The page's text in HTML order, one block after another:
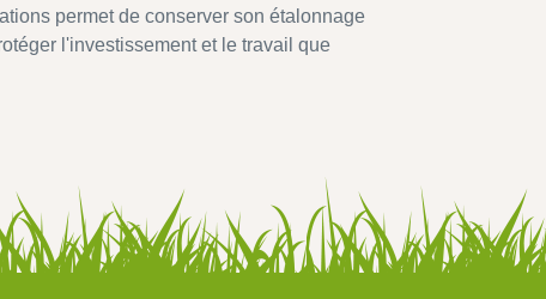
permet de conserver son étalonnage
l'investissement et le travail que